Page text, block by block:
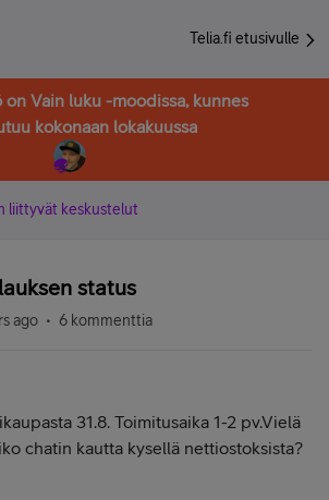
Telia.fi etusivulle
on Vain luku -moodissa, kunnes
kokonaan lokakuussa
liittyvät keskustelut
status
ago 6 kommenttia
31.8. Toimitusaika 1-2 pv.Vielä
chatin kautta kysellä nettiostoksista?